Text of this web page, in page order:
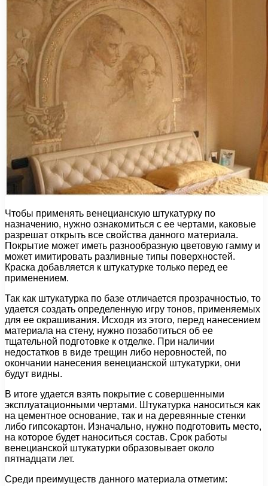
Чтобы применять венецианскую штукатурку по
назначению, нужно ознакомиться с ее чертами, каковые
разрешат открыть все свойства данного материала.
Покрытие может иметь разнообразную цветовую гамму и
может имитировать разливные типы поверхностей.
Краска добавляется к штукатурке только перед ее
применением.
Так как штукатурка по базе отличается прозрачностью, то
удается создать определенную игру тонов, применяемых
для ее окрашивания. Исходя из этого, перед нанесением
материала на стену, нужно позаботиться об ее
тщательной подготовке к отделке. При наличии
недостатков в виде трещин либо неровностей, по
окончании нанесения венецианской штукатурки, они
будут видны.
В итоге удается взять покрытие с совершенными
эксплуатационными чертами. Штукатурка наноситься как
на цементное основание, так и на деревянные стенки
либо гипсокартон. Изначально, нужно подготовить место,
на которое будет наноситься состав. Срок работы
венецианской штукатурки образовывает около
пятнадцати лет.
Среди преимуществ данного материала отметим: